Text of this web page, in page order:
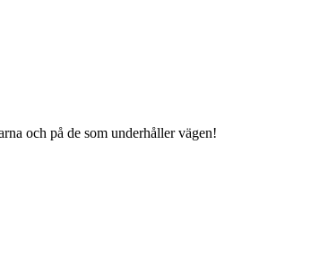
och på de som underhåller vägen!